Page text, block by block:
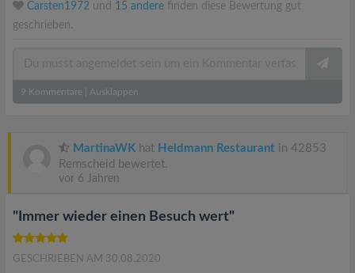
Carsten1972 und 15 andere finden diese Bewertung gut
geschrieben.
9 Kommentare Ausklappen
MartinaWK hat Heldmann Restaurant in 42853
Remscheid bewertet.
vor 6 Jahren
"Immer wieder einen Besuch wert"
GESCHRIEBEN AM 30.08.2020